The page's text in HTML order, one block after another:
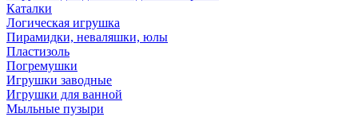
Каталки
Логическая игрушка
Пирамидки, неваляшки, юлы
Пластизоль
Погремушки
Игрушки заводные
Игрушки для ванной
Мыльные пузыри